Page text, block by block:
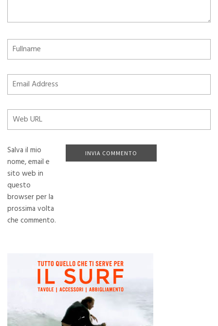
Salva il mio
nome, email e
sito web in
questo
browser per la
prossima volta
che commento.